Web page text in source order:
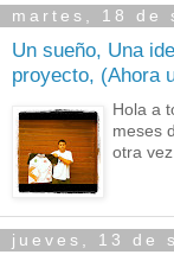
martes, 18 de
Un sueño, Una
proyecto, (Ahora
Hola a
meses
otra
jueves, 13 de